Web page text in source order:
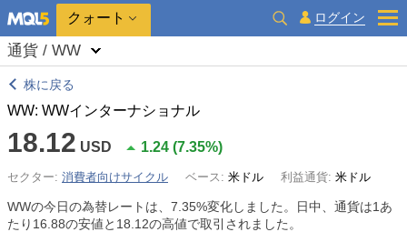
クォート ログイン
通貨 / WW
株に戻る
WW: WWインターナショナル
18.12 USD 1.24 (7.35%)
セクター: 消費者向けサイクル ベース: 米ドル 利益通貨: 米ドル
WWの今日の為替レートは、 7.35%変化しました。日中、通貨は1あ
たり16.88の安値と18.12の高値で取引されました。